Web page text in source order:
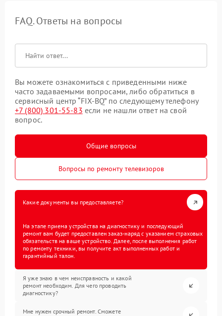
FAQ. Ответы на вопросы
Вы можете ознакомиться с приведенными ниже
часто задаваемыми вопросами, либо обратиться в
сервисный центр “FIX-BQ” по следующему телефону
+7 (800) 301-55-83 если не нашли ответ на свой
вопрос.
Общие вопросы
Вопросы по ремонту телевизоров
Какие документы вы предоставляете?
На этапе приема устройства на диагностику и последующий
ремонт вам будет предоставлен заказ-наряд с указанием страховых
обязательств на ваше устройство. Далее, после выполнения работ
по ремонту техники, вы получите акт выполненных работ и
гарантийный талон.
Я уже знаю в чем неисправность и какой
ремонт необходим. Для чего проводить
диагностику?
Мне нужен срочный ремонт. Сможете